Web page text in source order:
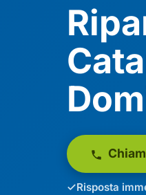
Risposta